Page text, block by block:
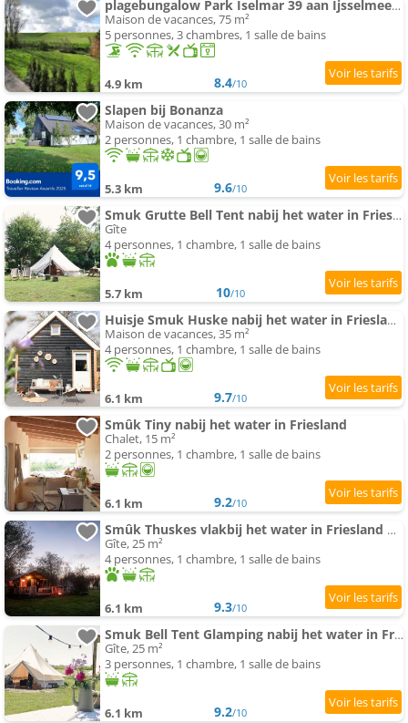
plagebungalow Park Iselmar 39 aan Ijsselmeer bungalow 26
Maison de vacances, 75 m²
5 personnes, 3 chambres, 1 salle de bains
4.9 km 8.4/10
Slapen bij Bonanza
Maison de vacances, 30 m²
2 personnes, 1 chambre, 1 salle de bains
5.3 km 9.6/10
Smuk Grutte Bell Tent nabij het water in Friesland
Gîte
4 personnes, 1 chambre, 1 salle de bains
5.7 km 10/10
Huisje Smuk Huske nabij het water in Friesland met hottub
Maison de vacances, 35 m²
4 personnes, 1 chambre, 1 salle de bains
6.1 km 9.7/10
Smûk Tiny nabij het water in Friesland
Chalet, 15 m²
2 personnes, 1 chambre, 1 salle de bains
6.1 km 9.2/10
Smûk Thuskes vlakbij het water in Friesland natuur, ontspanning,houtkachel
Gîte, 25 m²
4 personnes, 1 chambre, 1 salle de bains
6.1 km 9.3/10
Smuk Bell Tent Glamping nabij het water in Friesland
Gîte, 25 m²
3 personnes, 1 chambre, 1 salle de bains
6.1 km 9.2/10